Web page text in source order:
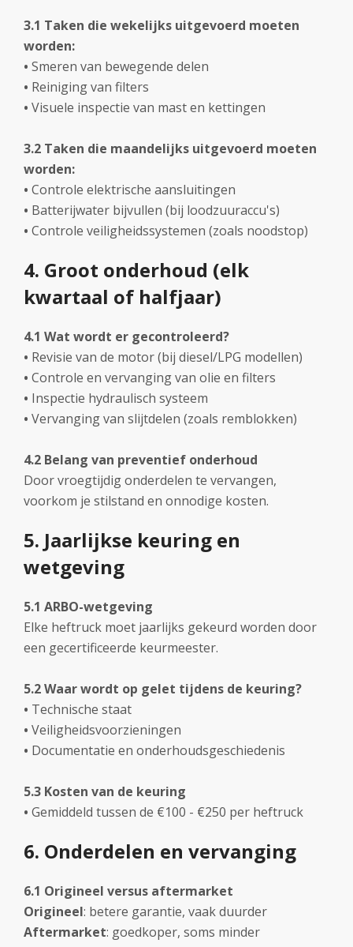
3.1 Taken die wekelijks uitgevoerd moeten
worden:
• Smeren van bewegende delen
• Reiniging van filters
• Visuele inspectie van mast en kettingen
3.2 Taken die maandelijks uitgevoerd moeten
worden:
• Controle elektrische aansluitingen
• Batterijwater bijvullen (bij loodzuuraccu's)
• Controle veiligheidssystemen (zoals noodstop)
4. Groot onderhoud (elk
kwartaal of halfjaar)
4.1 Wat wordt er gecontroleerd?
• Revisie van de motor (bij diesel/LPG modellen)
• Controle en vervanging van olie en filters
• Inspectie hydraulisch systeem
• Vervanging van slijtdelen (zoals remblokken)
4.2 Belang van preventief onderhoud
Door vroegtijdig onderdelen te vervangen,
voorkom je stilstand en onnodige kosten.
5. Jaarlijkse keuring en
wetgeving
5.1 ARBO-wetgeving
Elke heftruck moet jaarlijks gekeurd worden door
een gecertificeerde keurmeester.
5.2 Waar wordt op gelet tijdens de keuring?
• Technische staat
• Veiligheidsvoorzieningen
• Documentatie en onderhoudsgeschiedenis
5.3 Kosten van de keuring
• Gemiddeld tussen de €100 - €250 per heftruck
6. Onderdelen en vervanging
6.1 Origineel versus aftermarket
Origineel: betere garantie, vaak duurder
Aftermarket: goedkoper, soms minder